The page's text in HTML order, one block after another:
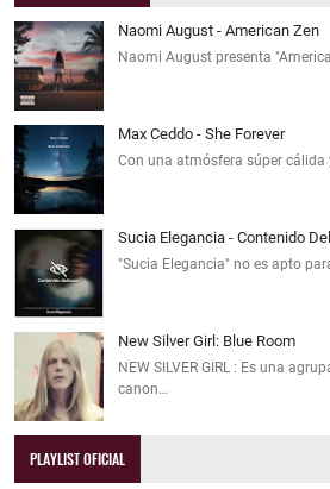
Naomi August - American Zen
Naomi August presenta
Max Ceddo - She Forever
Con una atmósfera súper
Sucia Elegancia - Contenido
"Sucia Elegancia" no es apto
New Silver Girl: Blue Room
NEW SILVER GIRL : Es una
canon…
PLAYLIST OFICIAL